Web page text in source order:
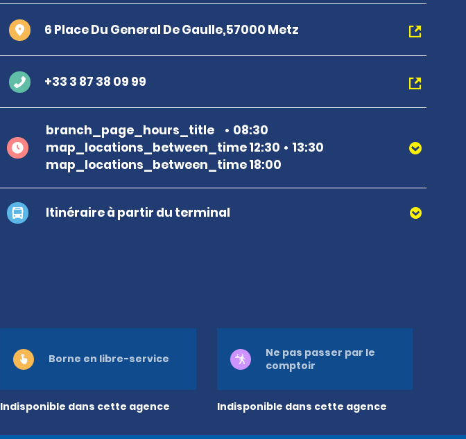
6 Place Du General De Gaulle,57000 Metz
+33 3 87 38 09 99
branch_page_hours_title
08:30
map_locations_between_time 12:30
13:30
map_locations_between_time 18:00
Itinéraire à partir du terminal
Indisponible dans cette agence
Borne en libre-service
Indisponible dans cette agence
Ne pas passer par le
comptoir